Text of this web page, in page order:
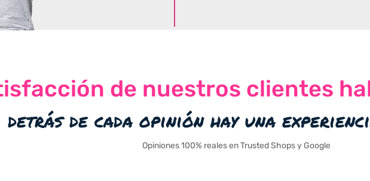
de nuestros clientes
detrás de cada opinión hay una
Opiniones 100% reales en Trusted Shops y Google